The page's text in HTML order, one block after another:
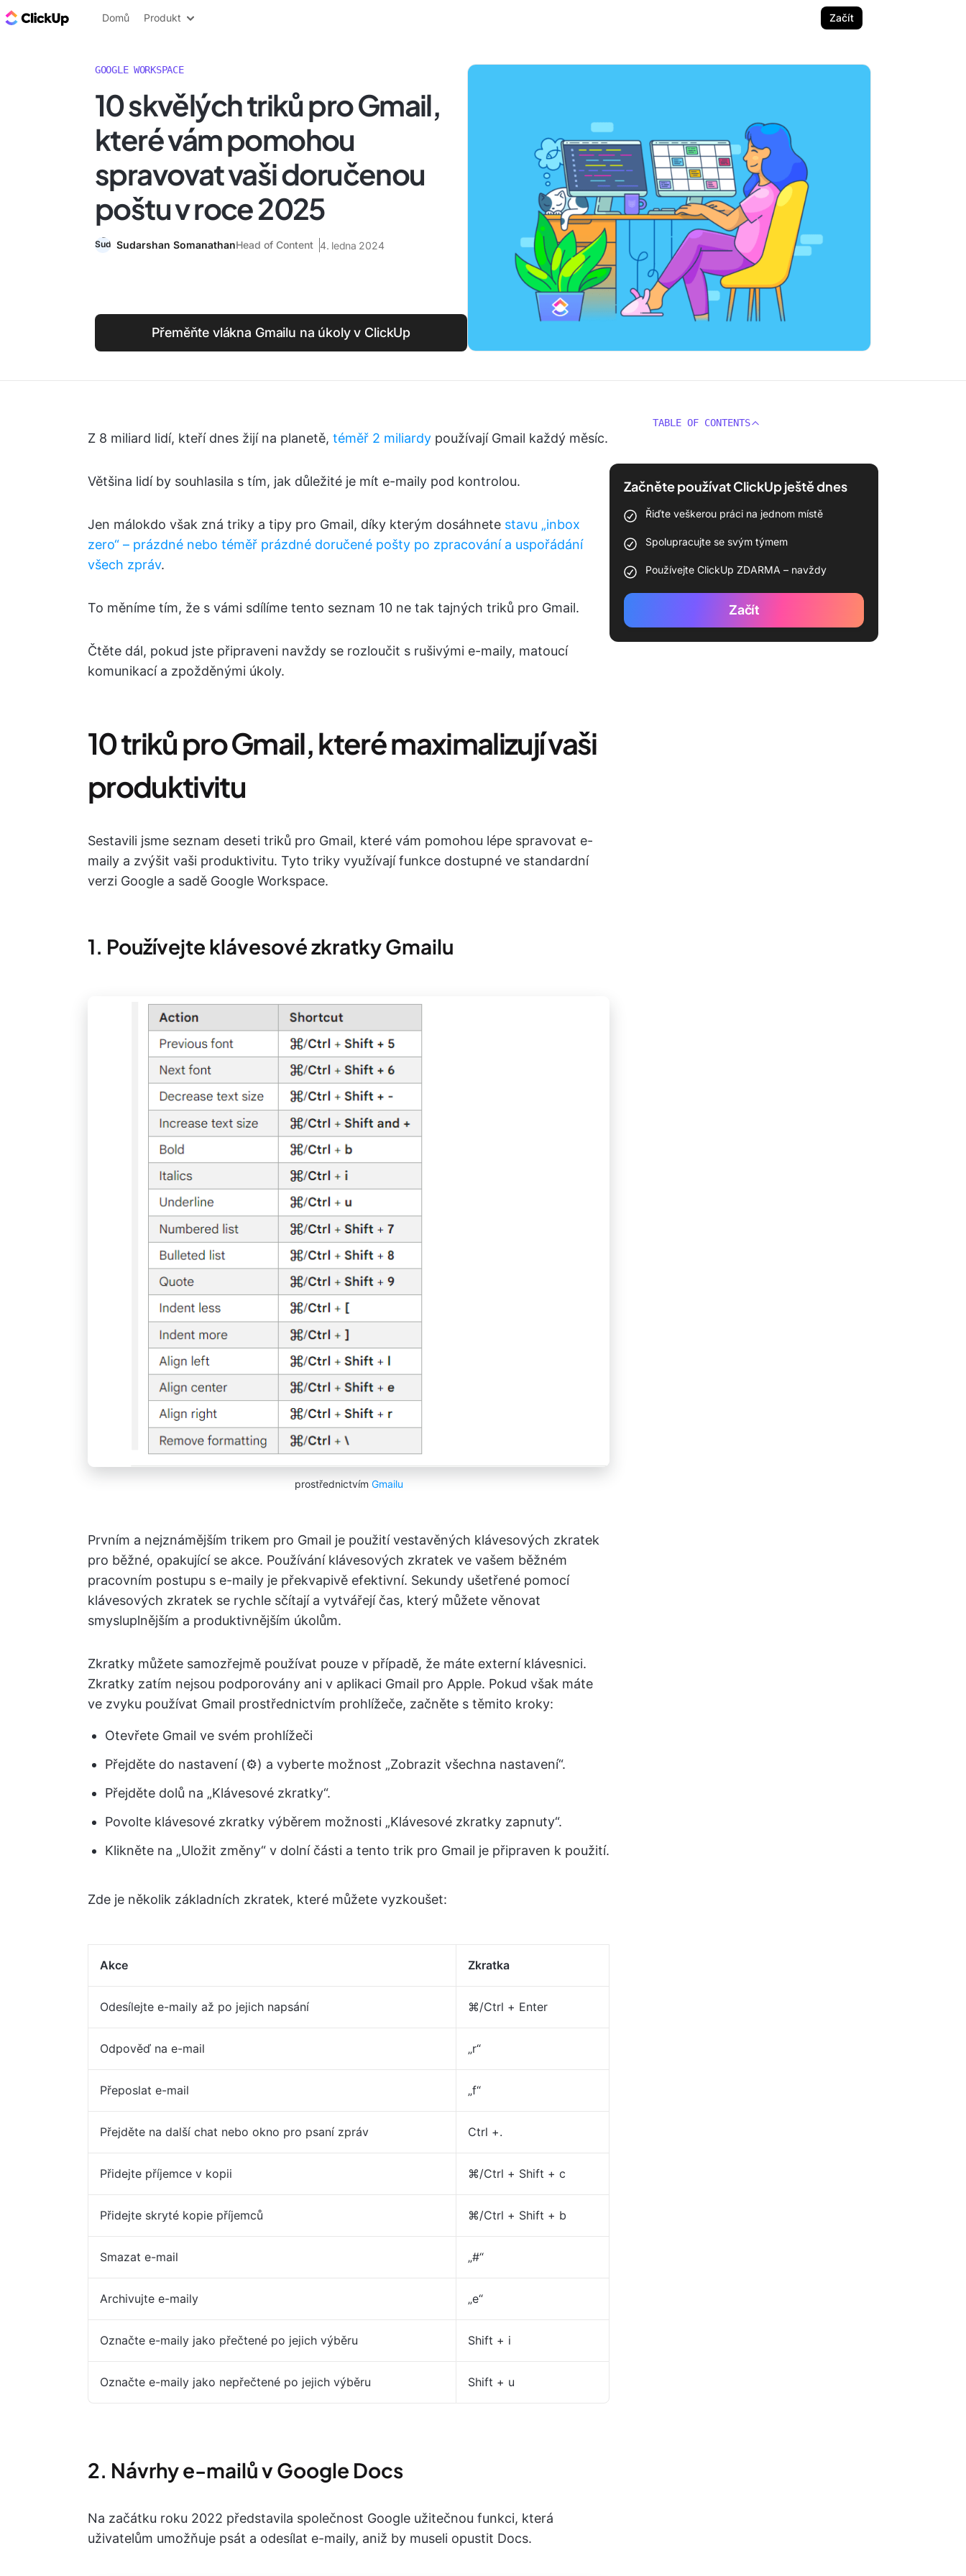
ClickUp blog
Domů Produkt Začít
GOOGLE WORKSPACE
10 skvělých triků pro Gmail,
které vám pomohou
spravovat vaši doručenou
poštu v roce 2025
Sudarshan SomanathanHead of Content 4. ledna 2024
Přeměňte vlákna Gmailu na úkoly v ClickUp
Z 8 miliard lidí, kteří dnes žijí na planetě, téměř 2 miliardy používají Gmail každý měsíc.
Většina lidí by souhlasila s tím, jak důležité je mít e-maily pod kontrolou.
Jen málokdo však zná triky a tipy pro Gmail, díky kterým dosáhnete stavu „inbox
zero“ – prázdné nebo téměř prázdné doručené pošty po zpracování a uspořádání
všech zpráv.
To měníme tím, že s vámi sdílíme tento seznam 10 ne tak tajných triků pro Gmail.
Čtěte dál, pokud jste připraveni navždy se rozloučit s rušivými e-maily, matoucí
komunikací a zpožděnými úkoly.
10 triků pro Gmail, které maximalizují vaši
produktivitu
Sestavili jsme seznam deseti triků pro Gmail, které vám pomohou lépe spravovat e-
maily a zvýšit vaši produktivitu. Tyto triky využívají funkce dostupné ve standardní
verzi Google a sadě Google Workspace.
1. Používejte klávesové zkratky Gmailu
prostřednictvím Gmailu
Prvním a nejznámějším trikem pro Gmail je použití vestavěných klávesových zkratek
pro běžné, opakující se akce. Používání klávesových zkratek ve vašem běžném
pracovním postupu s e-maily je překvapivě efektivní. Sekundy ušetřené pomocí
klávesových zkratek se rychle sčítají a vytvářejí čas, který můžete věnovat
smysluplnějším a produktivnějším úkolům.
Zkratky můžete samozřejmě používat pouze v případě, že máte externí klávesnici.
Zkratky zatím nejsou podporovány ani v aplikaci Gmail pro Apple. Pokud však máte
ve zvyku používat Gmail prostřednictvím prohlížeče, začněte s těmito kroky:
Otevřete Gmail ve svém prohlížeči
Přejděte do nastavení (⚙️) a vyberte možnost „Zobrazit všechna nastavení“.
Přejděte dolů na „Klávesové zkratky“.
Povolte klávesové zkratky výběrem možnosti „Klávesové zkratky zapnuty“.
Klikněte na „Uložit změny“ v dolní části a tento trik pro Gmail je připraven k použití.
Zde je několik základních zkratek, které můžete vyzkoušet:
Akce Zkratka
Odesílejte e-maily až po jejich napsání ⌘/Ctrl + Enter
Odpověď na e-mail „r“
Přeposlat e-mail „f“
Přejděte na další chat nebo okno pro psaní zpráv Ctrl +.
Přidejte příjemce v kopii ⌘/Ctrl + Shift + c
Přidejte skryté kopie příjemců ⌘/Ctrl + Shift + b
Smazat e-mail „#“
Archivujte e-maily „e“
Označte e-maily jako přečtené po jejich výběru Shift + i
Označte e-maily jako nepřečtené po jejich výběru Shift + u
2. Návrhy e-mailů v Google Docs
Na začátku roku 2022 představila společnost Google užitečnou funkci, která
uživatelům umožňuje psát a odesílat e-maily, aniž by museli opustit Docs.
TABLE OF CONTENTS
Začněte používat ClickUp ještě dnes
Řiďte veškerou práci na jednom místě
Spolupracujte se svým týmem
Používejte ClickUp ZDARMA – navždy
Začít